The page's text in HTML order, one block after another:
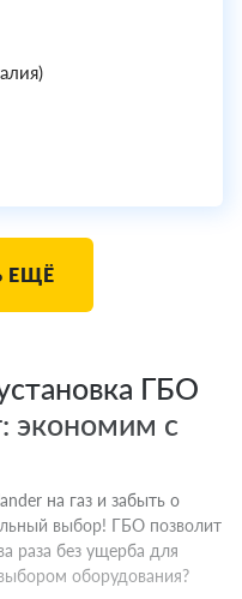
ЕЩЁ
ГБО
экономим с
на газ и забыть о
выбор! ГБО позволит
раза без ущерба для
оборудования?